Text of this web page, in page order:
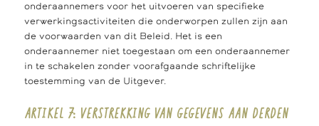
onderaannemers voor het uitvoeren van specifieke
verwerkingsactiviteiten die onderworpen zullen zijn aan
de voorwaarden van dit Beleid. Het is een
onderaannemer niet toegestaan om een onderaannemer
in te schakelen zonder voorafgaande schriftelijke
toestemming van de Uitgever.
ARTIKEL 7: VERSTREKKING VAN GEGEVENS AAN DERDEN